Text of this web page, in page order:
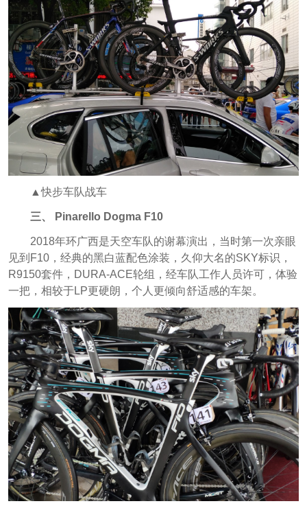
▲快步车队战车
三、 Pinarello Dogma F10
2018年环广西是天空车队的谢幕演出，当时第一次亲眼
见到F10，经典的黑白蓝配色涂装，久仰大名的SKY标识，
R9150套件，DURA-ACE轮组，经车队工作人员许可，体验
一把，相较于LP更硬朗，个人更倾向舒适感的车架。